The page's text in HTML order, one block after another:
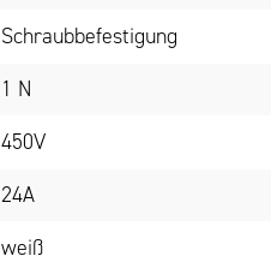
Schraubbefestigung
1 N
450V
24A
weiß